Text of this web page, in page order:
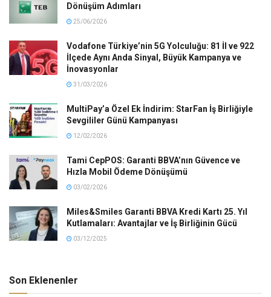
Dönüşüm Adımları
25/06/2026
Vodafone Türkiye’nin 5G Yolculuğu: 81 İl ve 922
İlçede Aynı Anda Sinyal, Büyük Kampanya ve
İnovasyonlar
31/03/2026
MultiPay’a Özel Ek İndirim: StarFan İş Birliğiyle
Sevgililer Günü Kampanyası
12/02/2026
Tami CepPOS: Garanti BBVA’nın Güvence ve
Hızla Mobil Ödeme Dönüşümü
03/02/2026
Miles&Smiles Garanti BBVA Kredi Kartı 25. Yıl
Kutlamaları: Avantajlar ve İş Birliğinin Gücü
03/12/2025
Son Eklenenler